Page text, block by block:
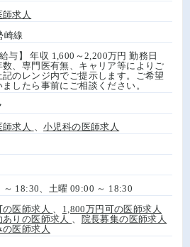
求人
崎線
与】 年収 1,600～2,200万円 勤務日
数、専門医有無、キャリア等によりご
のレンジ内でご提示します。ご希望
したら事前にご相談ください。
求人 、小児科の医師求人
～ 18:30、土曜 09:00 ～ 18:30
医師求人
1,800万円可の医師求人
りの医師求人
院長募集の医師求人
医師求人